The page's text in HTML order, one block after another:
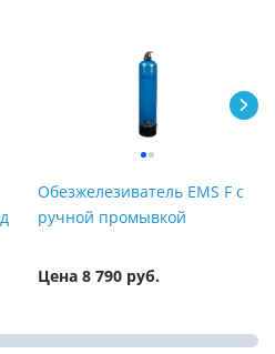
Обезжелезиватель EMS F с
ручной промывкой
Цена 8 790 руб.